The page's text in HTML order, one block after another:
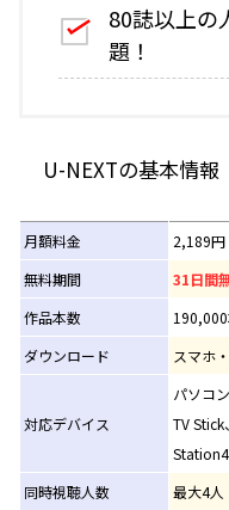
80誌以上の
題！
U-NEXTの基本情報
月額料金
2,189円
無料期間
31日間
作品本数
ダウンロード
スマホ
対応デバイス
パソコ
TV
同時視聴人数
最大4人